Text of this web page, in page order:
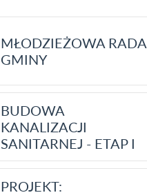
MŁODZIEŻOWA RADA
GMINY
BUDOWA
KANALIZACJI
SANITARNEJ - ETAP I
PROJEKT: